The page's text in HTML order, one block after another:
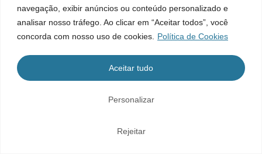
navegação, exibir anúncios ou conteúdo personalizado e
analisar nosso tráfego. Ao clicar em “Aceitar todos”, você
concorda com nosso uso de cookies.
Política de Cookies
Personalizar
Rejeitar
Aceitar tudo